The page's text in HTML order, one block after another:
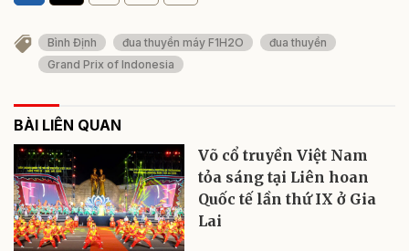
Bình Định đua thuyền máy F1H2O
đua thuyền
Grand Prix of Indonesia
BÀI LIÊN QUAN
Võ cổ truyền Việt Nam
tỏa sáng tại Liên hoan
Quốc tế lần thứ IX ở Gia
Lai